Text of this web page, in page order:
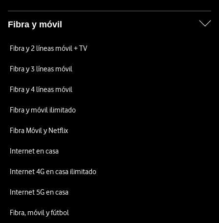
Fibra y móvil
Fibra y 2 líneas móvil + TV
Fibra y 3 líneas móvil
Fibra y 4 líneas móvil
Fibra y móvil ilimitado
Fibra Móvil y Netflix
Internet en casa
Internet 4G en casa ilimitado
Internet 5G en casa
Fibra, móvil y fútbol